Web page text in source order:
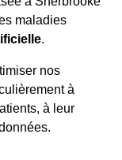
maladies
.
nos
à
à leur